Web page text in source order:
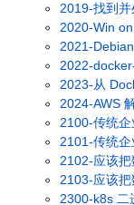
2019-找到
2020-Win
2021-
2022-
2023-从
2024-AWS
2100-传统企
2101-传统企
2102-应该
2103-应该
2300-k8s 二